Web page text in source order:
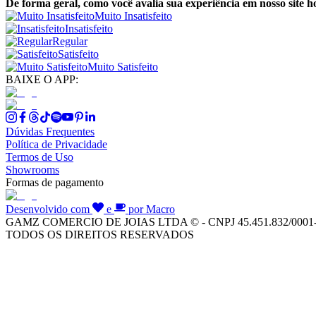
De forma geral, como você avalia sua experiência em nosso site
Muito Insatisfeito
Insatisfeito
Regular
Satisfeito
Muito Satisfeito
BAIXE O APP:
Dúvidas Frequentes
Política de Privacidade
Termos de Uso
Showrooms
Formas de pagamento
Desenvolvido com e
por Macro
GAMZ COMERCIO DE JOIAS LTDA © - CNPJ 45.451.832/
TODOS OS DIREITOS RESERVADOS